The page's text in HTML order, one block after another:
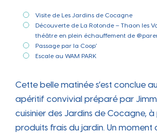
Visite de Les Jardins de Cocagne
Découverte de La Rotonde – Thaon les
théâtre en plein échauffement de
Passage par la Coop’
Escale au WAM PARK
Cette belle matinée s’est conclue
apéritif convivial préparé par
cuisinier des Jardins de Cocagne,
produits frais du jardin. Un moment